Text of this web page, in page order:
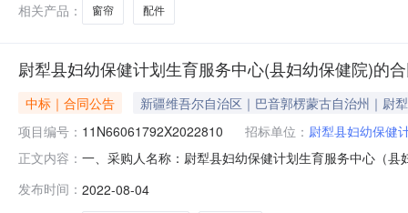
相关产品：
窗帘 配件
尉犁县妇幼保健计划生育服务中心(县妇幼保健院)的
中标｜合同公告
新疆维吾尔自治区｜巴音郭楞蒙古自治州｜尉
项目编号： 11N66061792X2022810 招标单位： 尉犁县妇幼保健
正文内容： 一、采购人名称：尉犁县妇幼保健计划生育服务中心（
装饰装修工程详见附件项1.015825.0415825.04服务要
发布时间： 2022-08-04